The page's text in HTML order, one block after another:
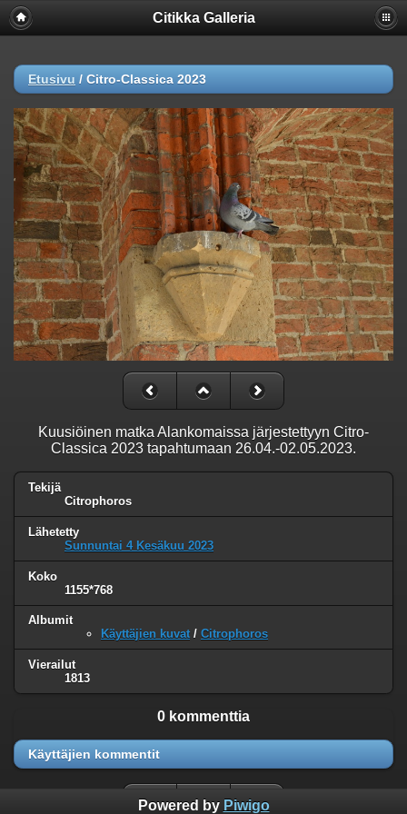
Citikka Galleria
Etusivu / Citro-Classica 2023
Kuusiöinen matka Alankomaissa järjestettyyn Citro-
Classica 2023 tapahtumaan 26.04.-02.05.2023.
Tekijä
Citrophoros
Lähetetty
Sunnuntai 4 Kesäkuu 2023
Koko
1155*768
Albumit
Käyttäjien kuvat / Citrophoros
Vierailut
1813
0 kommenttia
Käyttäjien kommentit
Powered by Piwigo